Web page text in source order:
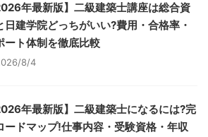
年最新版】二級建築士講座は総合資
日建学院どっちがいい?費用・合格率・
ート体制を徹底比較
8/4
年最新版】二級建築士になるには?完
ードマップ!仕事内容・受験資格・年収